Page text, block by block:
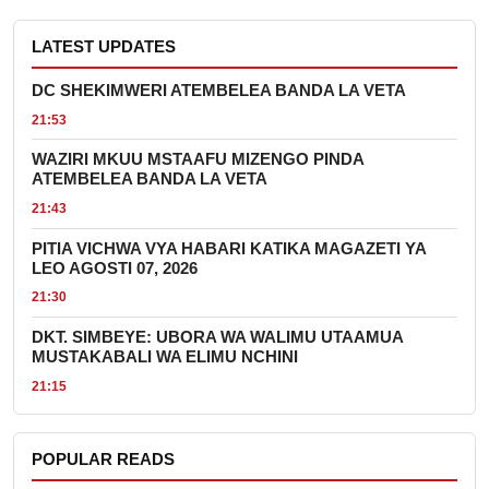
LATEST UPDATES
DC SHEKIMWERI ATEMBELEA BANDA LA VETA
21:53
WAZIRI MKUU MSTAAFU MIZENGO PINDA
ATEMBELEA BANDA LA VETA
21:43
PITIA VICHWA VYA HABARI KATIKA MAGAZETI YA
LEO AGOSTI 07, 2026
21:30
DKT. SIMBEYE: UBORA WA WALIMU UTAAMUA
MUSTAKABALI WA ELIMU NCHINI
21:15
POPULAR READS